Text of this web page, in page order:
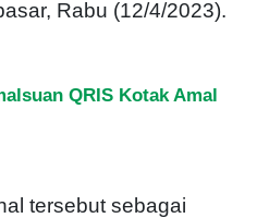
Rabu (12/4/2023).
QRIS Kotak Amal
tersebut sebagai